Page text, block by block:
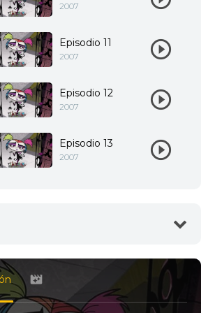
2007
Episodio 11
2007
Episodio 12
2007
Episodio 13
2007
image.tmdb.org/t/p/w780/